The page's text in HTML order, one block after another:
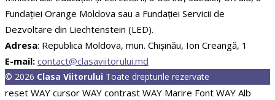
Fundației Orange Moldova sau a Fundației Servicii de
Dezvoltare din Liechtenstein (LED).
Adresa: Republica Moldova, mun. Chişinău, Ion Creangă, 1
E-mail: contact@clasaviitorului.md
© 2026 Clasa Viitorului Toate drepturile rezervate
reset WAY cursor WAY contrast WAY Marire Font WAY Alb